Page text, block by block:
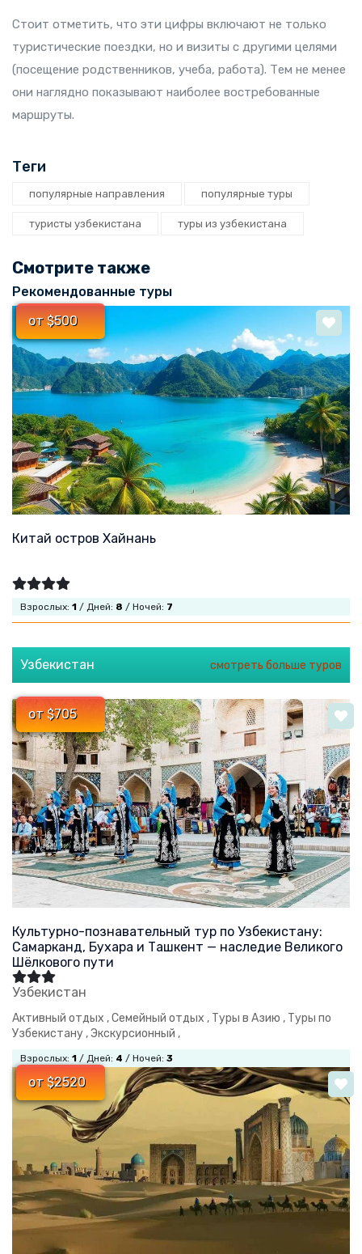
Стоит отметить, что эти цифры включают не только
туристические поездки, но и визиты с другими целями
(посещение родственников, учеба, работа). Тем не менее
они наглядно показывают наиболее востребованные
маршруты.
Теги
популярные направления популярные туры
туристы узбекистана туры из узбекистана
Смотрите также
Рекомендованные туры
от $500
Китай остров Хайнань
Взрослых: 1 / Дней: 8 / Ночей: 7
Узбекистан смотреть больше туров
от $705
Культурно-познавательный тур по Узбекистану:
Самарканд, Бухара и Ташкент — наследие Великого
Шёлкового пути
Узбекистан
Активный отдых ,Семейный отдых , Туры в Азию , Туры по
Узбекистану ,Экскурсионный ,
Взрослых: 1 / Дней: 4 / Ночей: 3
от $2520